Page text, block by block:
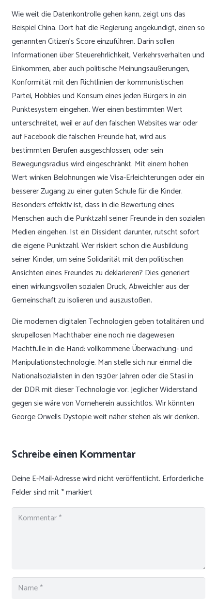
Wie weit die Datenkontrolle gehen kann, zeigt uns das
Beispiel China. Dort hat die Regierung angekündigt, einen so
genannten Citizen’s Score einzuführen. Darin sollen
Informationen über Steuerehrlichkeit, Verkehrsverhalten und
Einkommen, aber auch politische Meinungsäußerungen,
Konformität mit den Richtlinien der kommunistischen
Partei, Hobbies und Konsum eines jeden Bürgers in ein
Punktesystem eingehen. Wer einen bestimmten Wert
unterschreitet, weil er auf den falschen Websites war oder
auf Facebook die falschen Freunde hat, wird aus
bestimmten Berufen ausgeschlossen, oder sein
Bewegungsradius wird eingeschränkt. Mit einem hohen
Wert winken Belohnungen wie Visa-Erleichterungen oder ein
besserer Zugang zu einer guten Schule für die Kinder.
Besonders effektiv ist, dass in die Bewertung eines
Menschen auch die Punktzahl seiner Freunde in den sozialen
Medien eingehen. Ist ein Dissident darunter, rutscht sofort
die eigene Punktzahl. Wer riskiert schon die Ausbildung
seiner Kinder, um seine Solidarität mit den politischen
Ansichten eines Freundes zu deklarieren? Dies generiert
einen wirkungsvollen sozialen Druck, Abweichler aus der
Gemeinschaft zu isolieren und auszustoßen.
Die modernen digitalen Technologien geben totalitären und
skrupellosen Machthaber eine noch nie dagewesen
Machtfülle in die Hand: vollkommene Überwachung- und
Manipulationstechnologie. Man stelle sich nur einmal die
Nationalsozialisten in den 1930er Jahren oder die Stasi in
der DDR mit dieser Technologie vor. Jeglicher Widerstand
gegen sie wäre von Vorneherein aussichtlos. Wir könnten
George Orwells Dystopie weit näher stehen als wir denken.
Schreibe einen Kommentar
Deine E-Mail-Adresse wird nicht veröffentlicht. Erforderliche
Felder sind mit *markiert